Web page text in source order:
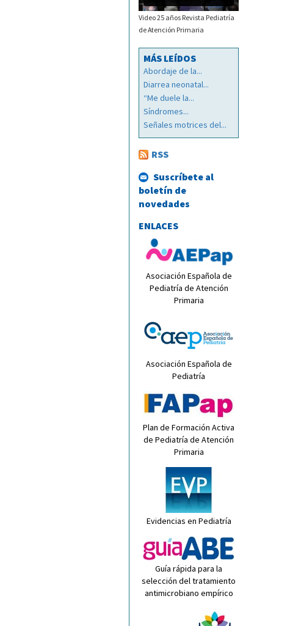
Video 25 años Revista Pediatría
de Atención Primaria
MÁS LEÍDOS
Abordaje de la...
Diarrea neonatal...
“Me duele la...
Síndromes...
Señales motrices del...
RSS
Suscríbete al
boletín de
novedades
ENLACES
Asociación Española de
Pediatría de Atención
Primaria
Asociación Española de
Pediatría
Plan de Formación Activa
de Pediatría de Atención
Primaria
Evidencias en Pediatría
Guía rápida para la
selección del tratamiento
antimicrobiano empírico